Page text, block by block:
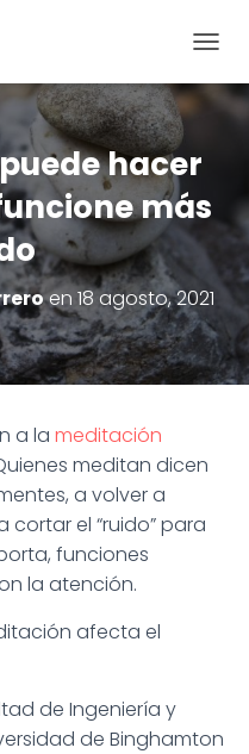
A
M
R
M
D
O
D
E
A
A
hacer
más
en 18 agosto, 2021
a la meditación
meditan dicen
a volver a
el “ruido” para
funciones
la atención.
afecta el
de Ingeniería y
de Binghamton